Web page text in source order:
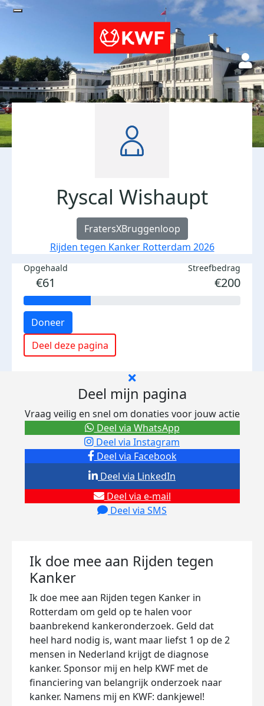
Ryscal Wishaupt
FratersXBruggenloop
Rijden tegen Kanker Rotterdam 2026
Opgehaald
€61
Streefbedrag
€200
Doneer
Deel deze pagina
Deel mijn pagina
Vraag veilig en snel om donaties voor jouw actie
Deel via Facebook
Deel via Instagram
Deel via e-mail
Deel via SMS
Deel via LinkedIn
Deel via WhatsApp
Ik doe mee aan Rijden tegen
Kanker
Ik doe mee aan Rijden tegen Kanker in
Rotterdam om geld op te halen voor
baanbrekend kankeronderzoek. Geld dat
heel hard nodig is, want maar liefst 1 op de 2
mensen in Nederland krijgt de diagnose
kanker. Sponsor mij en help KWF met de
financiering van belangrijk onderzoek naar
kanker. Namens mij en KWF: dankjewel!